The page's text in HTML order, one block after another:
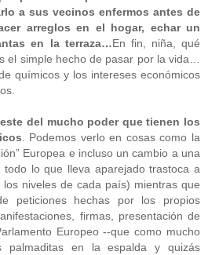
a sus vecinos enfermos antes de
arreglos en el hogar, echar un
en la terraza…En fin, niña, qué
el simple hecho de pasar por la vida…
químicos y los intereses económicos
del mucho poder que tienen los
. Podemos verlo en cosas como la
Europea e incluso un cambio a una
todo lo que lleva aparejado trastoca a
niveles de cada país) mientras que
peticiones hechas por los propios
firmas, presentación de
Europeo --que como mucho
palmaditas en la espalda y quizás